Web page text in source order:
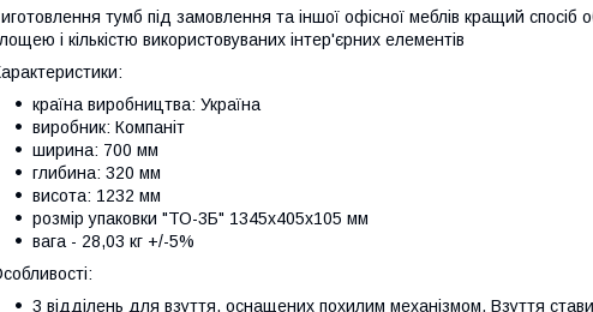
тумб під замовлення та іншої офісної меблів кращий
і кількістю використовуваних інтер'єрних елементів
країна виробництва: Україна
виробник: Компаніт
ширина: 700 мм
глибина: 320 мм
висота: 1232 мм
розмір упаковки "ТО-3Б" 1345х405х105 мм
вага - 28,03 кг +/-5%
3 відділень для взуття, оснащених похилим механізмом. Взуття